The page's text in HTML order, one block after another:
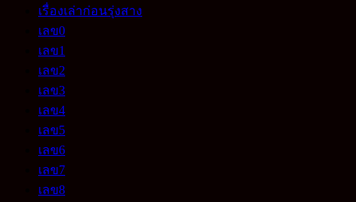
เรื่องเล่าก่อนรุ่งสาง
เลข0
เลข1
เลข2
เลข3
เลข4
เลข5
เลข6
เลข7
เลข8